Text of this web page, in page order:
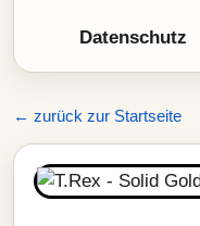
Datenschutz
← zurück zur Startseite